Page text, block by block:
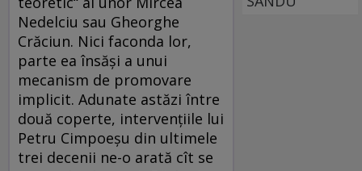
Nedelciu sau Gheorghe
Crăciun. Nici faconda lor,
parte ea însăși a unui
mecanism de promovare
implicit. Adunate astăzi între
două coperte, intervențiile lui
Petru Cimpoeșu din ultimele
trei decenii ne-o arată cît se